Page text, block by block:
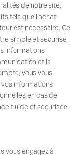
de notre site,
tels que l’achat
est nécessaire. Ce
simple et sécurisé,
informations
et la
vous vous
informations
en cas de
fluide et sécurisée
vous engagez à